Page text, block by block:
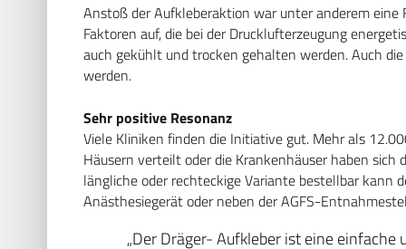
Anstoß der Aufkleberaktion war unter anderem eine
Faktoren auf, die bei der Drucklufterzeugung
auch gekühlt und trocken gehalten werden. Auch
werden.
Sehr positive Resonanz
Viele Kliniken finden die Initiative gut. Mehr als
Häusern verteilt oder die Krankenhäuser haben
längliche oder rechteckige Variante bestellbar kann
Anästhesiegerät oder neben der AGFS-
„Der Dräger- Aufkleber ist eine